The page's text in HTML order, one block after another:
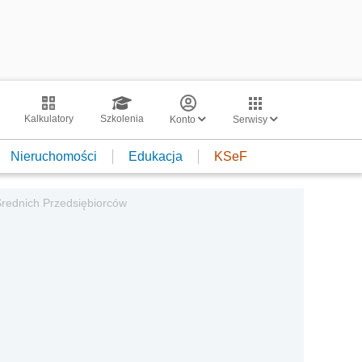
Kalkulatory Szkolenia Konto Serwisy
Nieruchomości Edukacja KSeF
Przedsiębiorców